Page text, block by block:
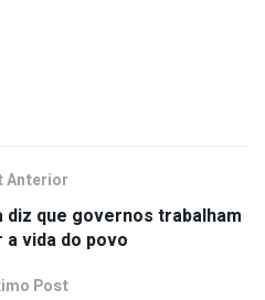
Anterior
que governos trabalham
a vida do povo
Post